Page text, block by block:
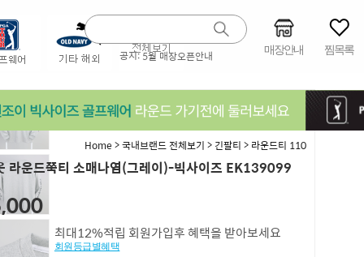
공지:5월 매장오픈안내 매장안내 찜목록
Home>국내브랜드 전체보기 > 긴팔티 > 라운드티 110
라운드쭉티 소매나염(그레이)-빅사이즈 EK139099
최대12%적립 회원가입후 혜택을 받아보세요
회원등급별혜택